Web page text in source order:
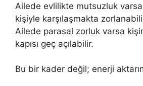
Ailede evlilikte mutsuzluk
kişiyle karşılaşmakta
Ailede parasal zorluk varsa
kapısı geç açılabilir.
Bu bir kader değil; enerji